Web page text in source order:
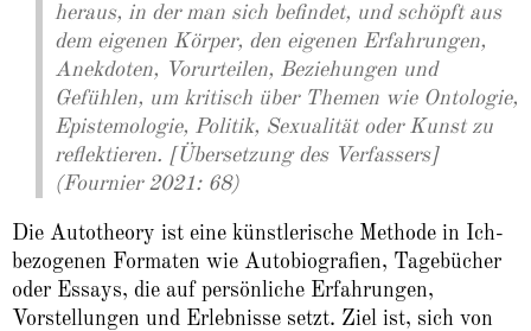
heraus, in der man sich befindet, und schöpft aus
dem eigenen Körper, den eigenen Erfahrungen,
Anekdoten, Vorurteilen, Beziehungen und
Gefühlen, um kritisch über Themen wie Ontologie,
Epistemologie, Politik, Sexualität oder Kunst zu
reflektieren. [Übersetzung des Verfassers]
(Fournier 2021: 68)
Die Autotheory ist eine künstlerische Methode in Ich-
bezogenen Formaten wie Autobiografien, Tagebücher
oder Essays, die auf persönliche Erfahrungen,
Vorstellungen und Erlebnisse setzt. Ziel ist, sich von